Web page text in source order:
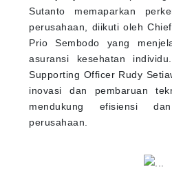
Sutanto memaparkan
perusahaan, diikuti oleh
Prio Sembodo yang
asuransi kesehatan
Supporting Officer Rudy
inovasi dan pembaruan
mendukung efisiensi
perusahaan.